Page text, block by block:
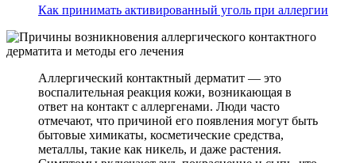
Как принимать активированный уголь при аллергии
Аллергический контактный дерматит — это
воспалительная реакция кожи, возникающая в
ответ на контакт с аллергенами. Люди часто
отмечают, что причиной его появления могут быть
бытовые химикаты, косметические средства,
металлы, такие как никель, и даже растения.